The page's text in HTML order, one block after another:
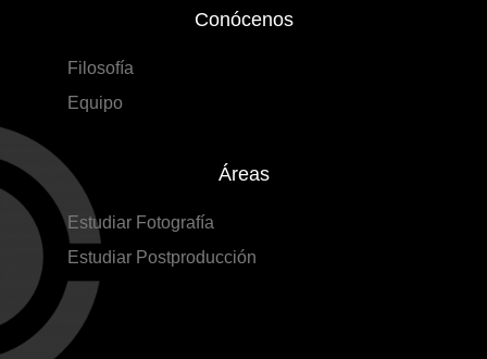
Conócenos
Filosofía
Equipo
Áreas
Estudiar Fotografía
Estudiar Postproducción